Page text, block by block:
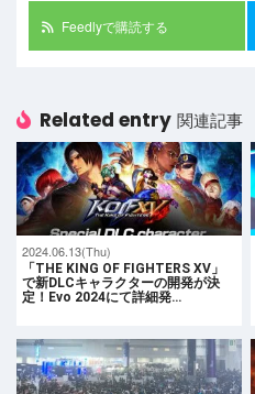
Feedlyで購読する
Related entry 関連記事
2024.06.13(Thu)
「THE KING OF FIGHTERS XV」
で新DLCキャラクターの開発が決
定！Evo 2024にて詳細発…